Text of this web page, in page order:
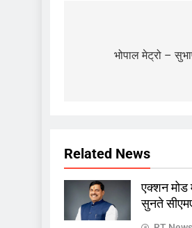
navigation
भोपाल मेट्रो –
Related News
एक्शन मोड
सुनते
एक्शन
सुनते